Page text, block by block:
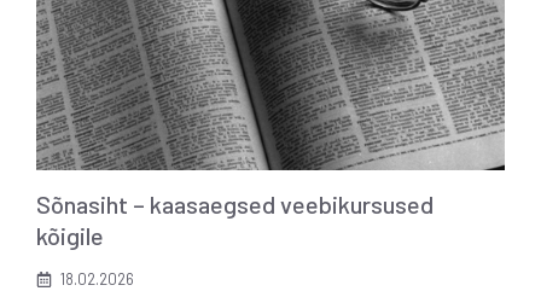
Sõnasiht – kaasaegsed veebikursused
kõigile
18.02.2026